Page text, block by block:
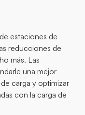
estaciones de
reducciones de
más. Las
una mejor
carga y optimizar
con la carga de